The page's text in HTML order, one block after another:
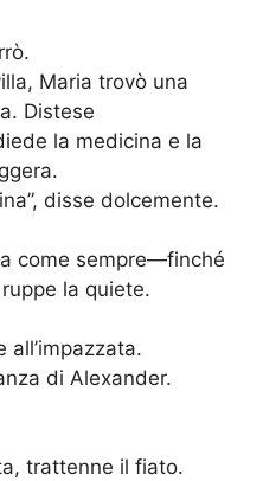
Maria trovò una
Distese
la medicina e la
disse dolcemente.
come sempre—finché
la quiete.
all’impazzata.
di Alexander.
trattenne il fiato.